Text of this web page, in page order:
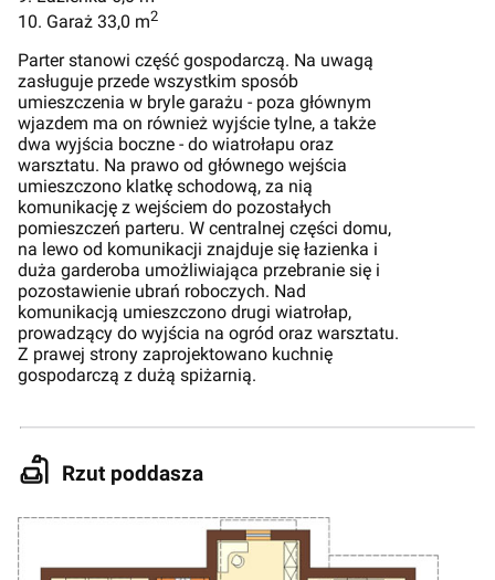
10. Garaż 33,0 m2
Parter stanowi część gospodarczą. Na uwagą
zasługuje przede wszystkim sposób
umieszczenia w bryle garażu - poza głównym
wjazdem ma on również wyjście tylne, a także
dwa wyjścia boczne - do wiatrołapu oraz
warsztatu. Na prawo od głównego wejścia
umieszczono klatkę schodową, za nią
komunikację z wejściem do pozostałych
pomieszczeń parteru. W centralnej części domu,
na lewo od komunikacji znajduje się łazienka i
duża garderoba umożliwiająca przebranie się i
pozostawienie ubrań roboczych. Nad
komunikacją umieszczono drugi wiatrołap,
prowadzący do wyjścia na ogród oraz warsztatu.
Z prawej strony zaprojektowano kuchnię
gospodarczą z dużą spiżarnią.
Rzut poddasza